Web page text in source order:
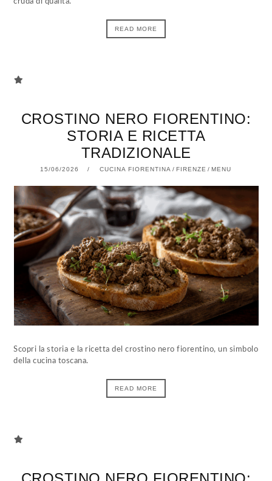
READ MORE
CROSTINO NERO FIORENTINO:
STORIA E RICETTA
TRADIZIONALE
15/06/2026 15/06/2026CUCINA FIORENTINA / FIRENZE / MENU
Scopri la storia e la ricetta del crostino nero fiorentino, un simbolo
della cucina toscana.
READ MORE